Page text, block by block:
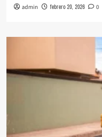
admin febrero 20, 2026 0